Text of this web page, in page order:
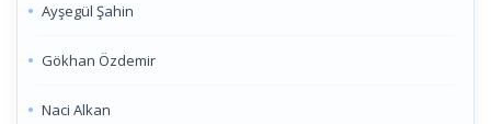
Ayşegül Şahin
Gökhan Özdemir
Naci Alkan